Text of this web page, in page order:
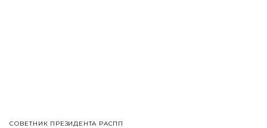
СОВЕТНИК ПРЕЗИДЕНТА РАСПП